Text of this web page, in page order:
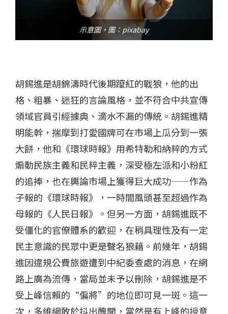
示意圖，圖：pixabay
胡錫進是胡錦濤時代後期躥紅的戰狼，他的出
格、粗暴、迷狂的言論風格，並不符合中共宣傳
領域官員引經據典、滴水不漏的傳統。胡錫進精
明能幹，揣摩到打愛國牌可在市場上瓜分到一張
大餅，他和《環球時報》用希特勒和納粹的方式
煽動民族主義和民粹主義，深受極左派和小粉紅
的追捧，也在輿論市場上獲得巨大成功——作為
子報的《環球時報》，一時間風頭甚至超過作為
母報的《人民日報》。但另一方面，胡錫進既不
受僵化的官僚體系的歡迎，在稍具理性及有一定
民主意識的民眾中更是聲名狼藉。前幾年，胡錫
進因違規公費旅遊遭到中紀委查處的消息，在網
路上廣為流傳，當局並未予以刪除，胡錫進是不
受上峰信賴的“偏將”的地位即可見一斑。這一
次，多維網敢於抖出醜聞，當然是有上峰的授意